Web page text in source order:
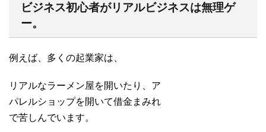
ビジネス初心者がリアルビジネスは無理ゲ
ー。
例えば、多くの起業家は、
リアルなラーメン屋を開いたり、ア
パレルショップを開いて借金まみれ
で苦しんでいます。